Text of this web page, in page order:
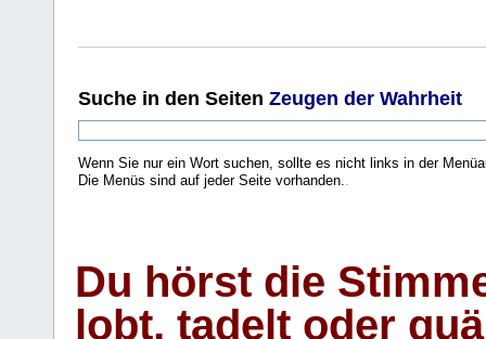
Suche in den Seiten Zeugen der Wahrheit
Wenn Sie nur ein Wort suchen, sollte es nicht links in der
Die Menüs sind auf jeder Seite vorhanden..
Du hörst die
lobt, tadelt oder